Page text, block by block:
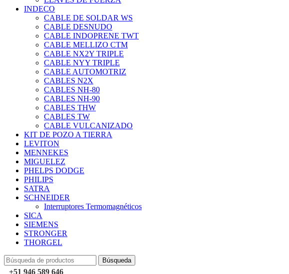
INDECO
CABLE DE SOLDAR WS
CABLE DESNUDO
CABLE INDOPRENE TWT
CABLE MELLIZO CTM
CABLE NX2Y TRIPLE
CABLE NYY TRIPLE
CABLE AUTOMOTRIZ
CABLES N2X
CABLES NH-80
CABLES NH-90
CABLES THW
CABLES TW
CABLE VULCANIZADO
KIT DE POZO A TIERRA
LEVITON
MENNEKES
MIGUELEZ
PHELPS DODGE
PHILIPS
SATRA
SCHNEIDER
Interruptores Termomagnéticos
SICA
SIEMENS
STRONGER
THORGEL
Búsqueda
+51 946 589 646